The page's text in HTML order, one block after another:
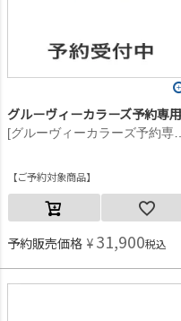
グルーヴィーカラーズ予約専用
[グルーヴィーカラーズ予約専用]
ご予約対象商品
予約販売価格 ¥ 31,900税込